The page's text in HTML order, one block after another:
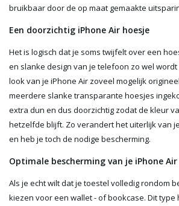
bruikbaar door de op maat gemaakte
Een doorzichtig iPhone Air hoesje
Het is logisch dat je soms twijfelt over een
en slanke design van je telefoon zo wel wordt
look van je iPhone Air zoveel mogelijk
meerdere slanke transparante hoesjes
extra dun en dus doorzichtig zodat de kleur
hetzelfde blijft. Zo verandert het uiterlijk van
en heb je toch de nodige bescherming.
Optimale bescherming van je iPhone Air
Als je echt wilt dat je toestel volledig rondom
kiezen voor een wallet - of bookcase. Dit type